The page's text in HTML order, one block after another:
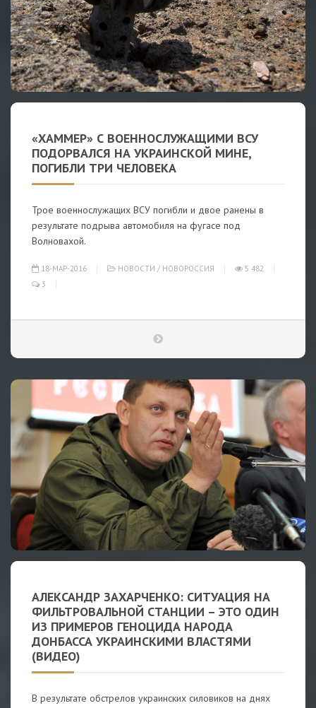
«ХАММЕР» С ВОЕННОСЛУЖАЩИМИ ВСУ
ПОДОРВАЛСЯ НА УКРАИНСКОЙ МИНЕ,
ПОГИБЛИ ТРИ ЧЕЛОВЕКА
Трое военнослужащих ВСУ погибли и двое ранены в
результате подрыва автомобиля на фугасе под
Волновахой.
18-МАР-2016 НОВОСТИ / НОВОРОССИЯ
5 482
3
АЛЕКСАНДР ЗАХАРЧЕНКО: СИТУАЦИЯ НА
ФИЛЬТРОВАЛЬНОЙ СТАНЦИИ – ЭТО ОДИН
ИЗ ПРИМЕРОВ ГЕНОЦИДА НАРОДА
ДОНБАССА УКРАИНСКИМИ ВЛАСТЯМИ
(ВИДЕО)
В результате обстрелов украинских силовиков на днях